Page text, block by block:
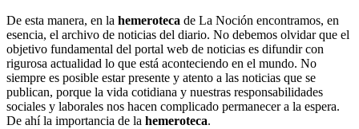
De esta manera, en la hemeroteca de La Noción encontramos, en
esencia, el archivo de noticias del diario. No debemos olvidar que el
objetivo fundamental del portal web de noticias es difundir con
rigurosa actualidad lo que está aconteciendo en el mundo. No
siempre es posible estar presente y atento a las noticias que se
publican, porque la vida cotidiana y nuestras responsabilidades
sociales y laborales nos hacen complicado permanecer a la espera.
De ahí la importancia de la hemeroteca.